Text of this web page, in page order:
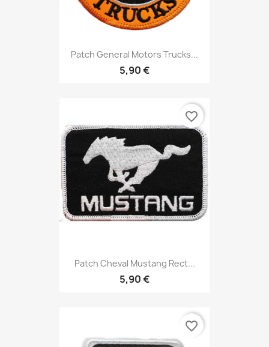
Patch General Motors Trucks...
5,90 €
Patch Cheval Mustang Rect...
5,90 €
favorite_border
favorite_border